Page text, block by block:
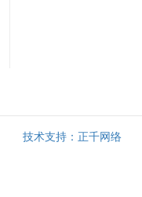
技术支持：正千网络